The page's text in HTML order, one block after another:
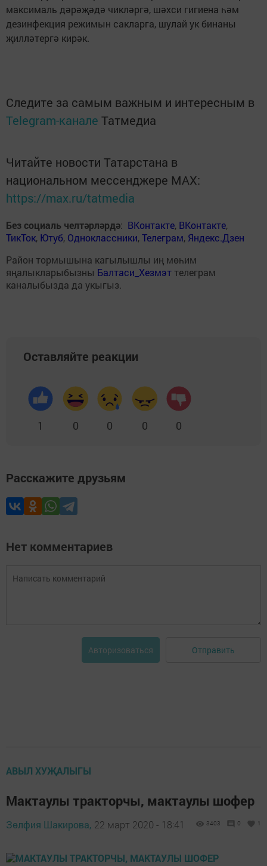
максималь дәрәҗәдә чикләргә, шәхси гигиена һәм
дезинфекция режимын сакларга, шулай ук бинаны
җилләтергә кирәк.
Следите за самым важным и интересным в
Telegram-канале Татмедиа
Читайте новости Татарстана в
национальном мессенджере MАХ:
https://max.ru/tatmedia
Без социаль челтәрләрдә: ВКонтакте, ВКонтакте,
ТикТок, Ютуб, Одноклассники,Телеграм, Яндекс.Дзен
Район тормышына кагылышлы иң мөһим
яңалыкларыбызны Балтаси_Хезмэт телеграм
каналыбызда да укыгыз.
Оставляйте реакции
1 0 0 0 0
Расскажите друзьям
Нет комментариев
Авторизоваться Отправить
АВЫЛ ХУҖАЛЫГЫ
Мактаулы тракторчы, мактаулы шофер
Зөлфия Шакирова, 22 март 2020 - 18:41 3403 0 1